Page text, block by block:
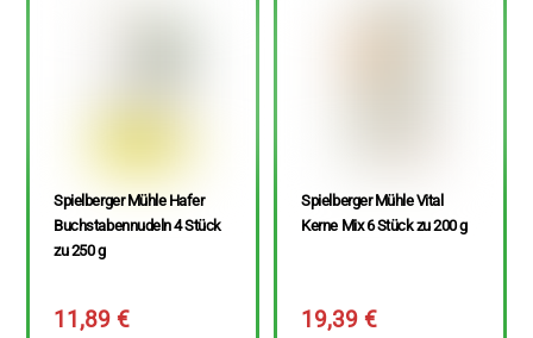
Spielberger Mühle Hafer
Buchstabennudeln 4 Stück
zu 250 g
11,89€
Spielberger Mühle Vital
Kerne Mix 6 Stück zu 200 g
19,39€